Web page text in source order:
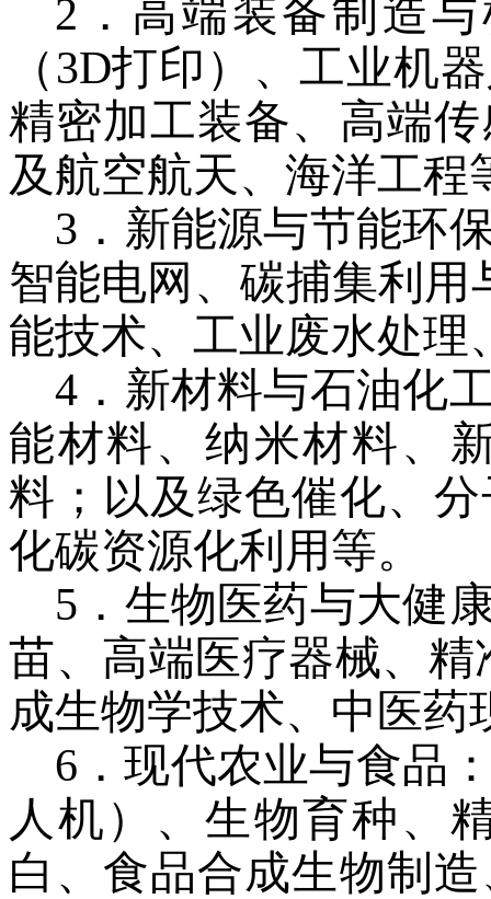
2 ． 高端装备制造
（3D打印）、工业机
精密加工装备、高端
及航空航天、海洋工程
3 ． 新能源与节能环
智能电网、碳捕集利用
能技术、工业废水处理
4 ． 新材料与石油化
能材料、纳米材料、
料；以及绿色催化、
化碳资源化利用等。
5 ． 生物医药与大健
苗、高端医疗器械、精
成生物学技术、中医
6 ．现代农业与食品
人机）、生物育种、
白、食品合成生物制